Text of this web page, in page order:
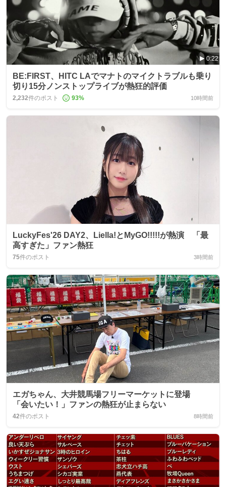
0:22
BE:FIRST、HITC LAでマナトのマイクトラブルも乗り
切り15分ノンストップライブが熱狂的評価
2,232件のポスト 93% 10時間前
LuckyFes'26 DAY2、Liella!とMyGO!!!!!が熱演 「最
高すぎた」ファン熱狂
75件のポスト 3時間前
エガちゃん、大井競馬場フリーマーケットに登場
「会いたい！」ファンの熱狂が止まらない
42件のポスト 8時間前